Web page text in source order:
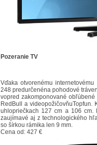
Pozeranie TV
Vďaka otvorenému
248 predurčenéna pohodové
vopred zakomponované obľúbené
RedBull a videopožičovňuTopfun.
uhlopriečkach 127 cm a 106 cm.
zaujímavé aj z technologického
so šírkou rámika len 9 mm.
Cena od: 427 €